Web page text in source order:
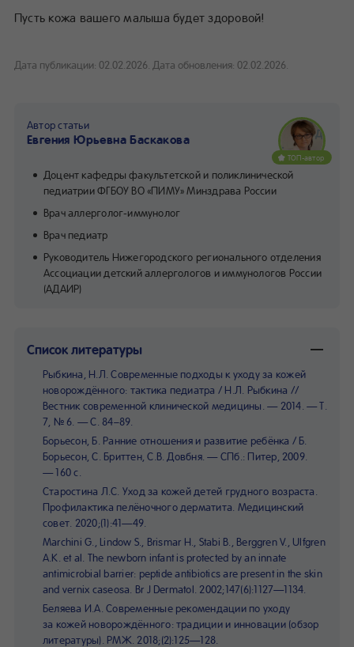
Пусть кожа вашего малыша будет здоровой!
Дата публикации: 02.02.2026. Дата обновления: 02.02.2026.
Автор статьи
Евгения Юрьевна Баскакова
Доцент кафедры факультетской и поликлинической
педиатрии ФГБОУ ВО «ПИМУ» Минздрава России
Врач аллерголог-иммунолог
Врач педиатр
Руководитель Нижегородского регионального отделения
Ассоциации детский аллергологов и иммунологов России
(АДАИР)
ТОП-автор
Список литературы
Рыбкина, Н.Л. Современные подходы к уходу за кожей
новорождённого: тактика педиатра / Н.Л. Рыбкина //
Вестник современной клинической медицины. — 2014. — Т.
7, № 6. — С. 84–89.
Борьесон, Б. Ранние отношения и развитие ребёнка / Б.
Борьесон, С. Бриттен, С.В. Довбня. — СПб.: Питер, 2009.
— 160 с.
Старостина Л.С. Уход за кожей детей грудного возраста.
Профилактика пелёночного дерматита. Медицинский
совет. 2020;(1):41—49.
Marchini G., Lindow S., Brismar H., Stabi B., Berggren V., Ulfgren
A.K. et al. The newborn infant is protected by an innate
antimicrobial barrier: peptide antibiotics are present in the skin
and vernix caseosa. Br J Dermatol. 2002;147(6):1127—1134.
Беляева И.А. Современные рекомендации по уходу
за кожей новорождённого: традиции и инновации (обзор
литературы). РМЖ. 2018;(2):125—128.